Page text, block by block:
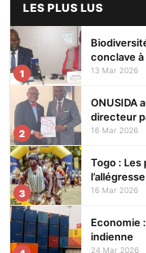
LES PLUS LUS
1
conclave
13 Mar 2026
2
ONUSIDA
directeur
16 Mar 2026
3
Togo : Les
16 Mar 2026
Economie
indienne
24 Mar 2026